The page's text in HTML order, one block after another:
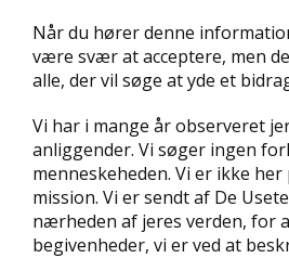
Når du hører denne
være svær at acceptere, men
alle, der vil søge at yde et
Vi har i mange år observeret
anliggender. Vi søger ingen
menneskeheden. Vi er ikke
mission. Vi er sendt af De
nærheden af jeres verden, for
begivenheder, vi er ved at